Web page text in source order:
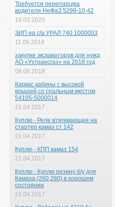
Требуется перегородка
водителя НеФаЗ 5299-10-42
10.03.2020
ЗИП на с/а УРАЛ 740.1000003
11.06.2018
закупке экскаваторов для нужд
АО «Узтрансгаз» на 2018 год
08.06.2018
Каркас кабины с высокой
крышей со спальным местом
54105-5000014
21.04.2017
Куплю - Реле втягивающее на
стартер камаз ст 142
21.04.2017
Куплю - КПП камаз 154
21.04.2017
Куплю - Куплю резину б/у для
Камаза (260,280) в хорошем
состоянии
21.04.2017